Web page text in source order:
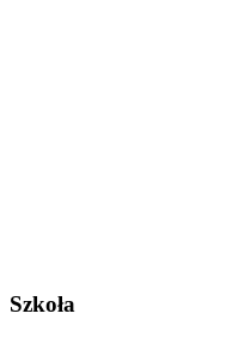
Szkoła